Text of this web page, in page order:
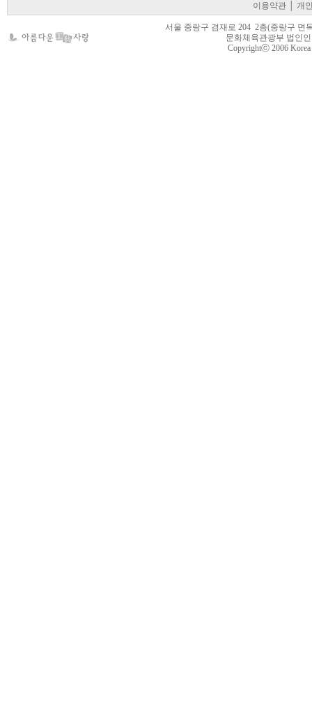
이용약관 │개
서울 중랑구 겸재로 204 2층(중랑구 면
문화체육관광부 법인
Copyrightⓒ 2006 Korea